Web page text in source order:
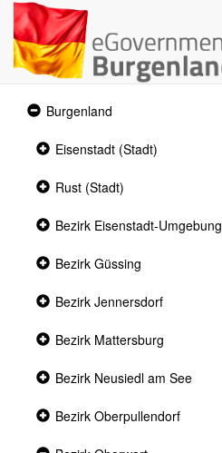
Expanded
section
Burgenland
Collapsed
Eisenstadt (Stadt)
Collapsed
section
Rust (Stadt)
Collapsed
Bezirk Eisenstadt-Umgebung
Collapsed
Bezirk Güssing
Collapsed
Bezirk Jennersdorf
Collapsed
Bezirk Mattersburg
Collapsed
Bezirk Neusiedl am See
Collapsed
Bezirk Oberpullendorf